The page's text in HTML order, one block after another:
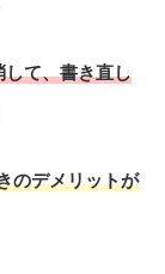
て、書き直し
のデメリットが